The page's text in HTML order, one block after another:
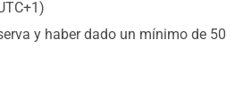
y haber dado un mínimo de 50